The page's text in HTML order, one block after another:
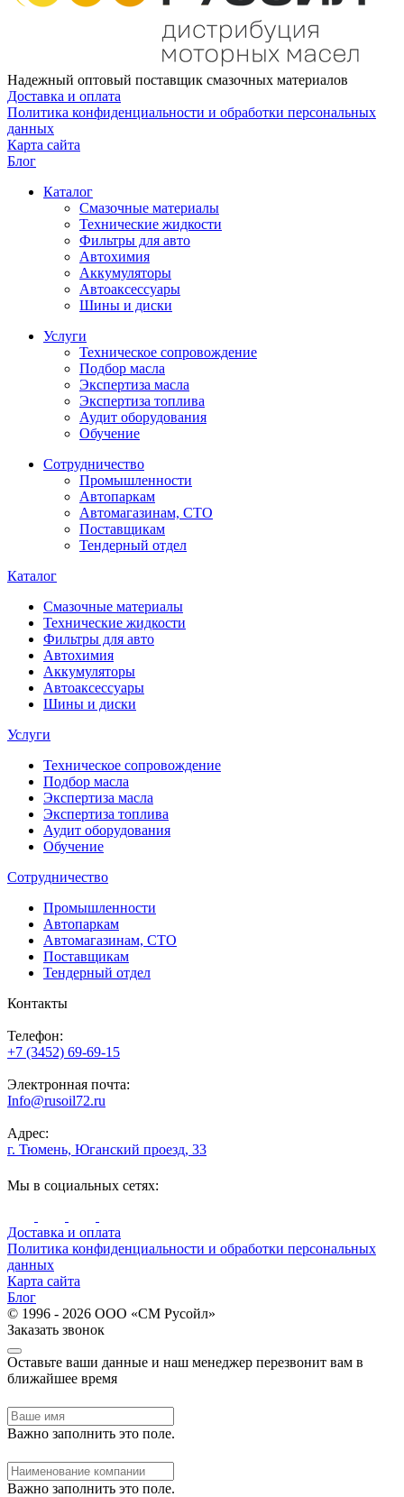
Надежный оптовый поставщик смазочных материалов
Доставка и оплата
Политика конфиденциальности и обработки персональных
данных
Карта сайта
Блог
Каталог
Смазочные материалы
Технические жидкости
Фильтры для авто
Автохимия
Аккумуляторы
Автоаксессуары
Шины и диски
Услуги
Техническое сопровождение
Подбор масла
Экспертиза масла
Экспертиза топлива
Аудит оборудования
Обучение
Сотрудничество
Промышленности
Автопаркам
Автомагазинам, СТО
Поставщикам
Тендерный отдел
Каталог
Смазочные материалы
Технические жидкости
Фильтры для авто
Автохимия
Аккумуляторы
Автоаксессуары
Шины и диски
Услуги
Техническое сопровождение
Подбор масла
Экспертиза масла
Экспертиза топлива
Аудит оборудования
Обучение
Сотрудничество
Промышленности
Автопаркам
Автомагазинам, СТО
Поставщикам
Тендерный отдел
Контакты
Телефон:
+7 (3452) 69-69-15
Электронная почта:
Info@rusoil72.ru
Адрес:
г. Тюмень, Юганский проезд, 33
Мы в социальных сетях:
Доставка и оплата
Политика конфиденциальности и обработки персональных
данных
Карта сайта
Блог
© 1996 - 2026 ООО «СМ Русойл»
Заказать звонок
Оставьте ваши данные и наш менеджер перезвонит вам в
ближайшее время
Важно заполнить это поле.
Важно заполнить это поле.